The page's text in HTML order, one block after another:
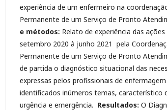
experiência de um enfermeiro na
Permanente de um Serviço de Pronto
e métodos: Relato de experiência das
setembro 2020 à junho 2021 pela
Permanente de um Serviço de Pronto
de partida o diagnóstico situacional das
expressas pelos profissionais de
identificados inúmeros temas, característico
urgência e emergência. Resultados: O